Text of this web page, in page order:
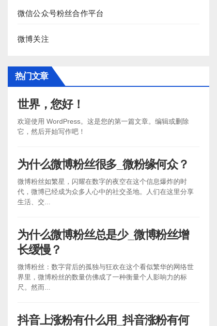
微信公众号粉丝合作平台
微博关注
热门文章
世界，您好！
欢迎使用 WordPress。这是您的第一篇文章。编辑或删除
它，然后开始写作吧！
为什么微博粉丝很多_微粉缘何众？
微博粉丝如繁星，闪耀在数字的夜空在这个信息爆炸的时
代，微博已经成为众多人心中的社交圣地。人们在这里分享
生活、交...
为什么微博粉丝总是少_微博粉丝增
长缓慢？
微博粉丝：数字背后的孤独与狂欢在这个看似繁华的网络世
界里，微博粉丝的数量仿佛成了一种衡量个人影响力的标
尺。然而...
抖音上涨粉有什么用_抖音涨粉有何